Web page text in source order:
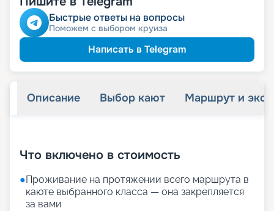
Скидкаименинникам
Скидкамолодожёнам
Скидка на юбилей свадьбы, кратный 5-ти
годам
Быстрые ответы на вопросы
Поможем с выбором круиза
Написать в Telegram
Описание Выбор кают Маршрут и
Что включено в стоимость
●Проживание на протяжении всего маршрута в
каюте выбранного класса — она закрепляется
за вами